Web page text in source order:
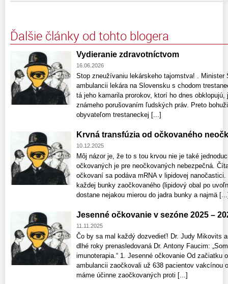
Ďalšie články od tohto blogera
Vydieranie zdravotníctvom
16.06.2026
Stop zneužívaniu lekárskeho tajomstva! .
ambulancii lekára na Slovensku s chodom
tá jeho kamarila prorokov, ktorí ho dnes
známeho porušovaním ľudských práv. Preto
obyvateľom trestaneckej [...]
Krvná transfúzia od očkovaného
10.12.2025
Môj názor je, že to s tou krvou nie je také
očkovaných je pre neočkovaných nebezpečná.
očkovaní sa podáva mRNA v lipidovej
každej bunky zaočkovaného (lipidový obal po
dostane nejakou mierou do jadra bunky a najmä
Jesenné očkovanie v sezóne 2025 –
11.11.2025
Čo by sa mal každý dozvedieť! Dr. Judy Mikovits
dlhé roky prenasledovaná Dr. Antony Faucim:
imunoterapia.“ 1. Jesenné očkovanie Od začiatku
ambulancii zaočkovali už 638 pacientov vakcínou
máme účinne zaočkovaných proti [...]